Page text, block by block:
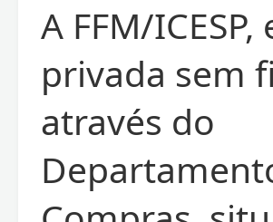
A FFM/
privada sem
através do